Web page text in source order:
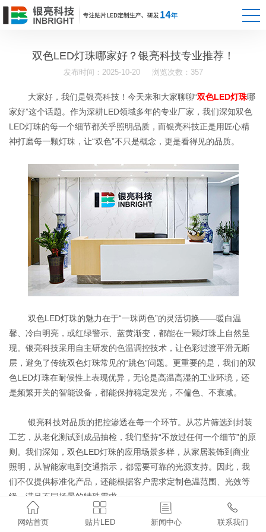
双色LED灯珠哪家好？银亮科技专业推荐！
发布时间：2025-10-20 浏览次数：357
大家好，我们是银亮科技！今天来和大家聊聊“双色LED灯珠哪
家好”这个话题。作为深耕LED领域多年的专业厂家，我们深知双色
LED灯珠的每一个细节都关乎照明品质，而银亮科技正是用匠心精
神打磨每一颗灯珠，让“双色”不只是概念，更是看得见的品质。
双色LED灯珠的魅力在于“一珠两色”的灵活切换——暖白温
馨、冷白明亮，或红绿警示、蓝黄渐变，都能在一颗灯珠上自然呈
现。银亮科技采用自主研发的色温调控技术，让色彩过渡平滑无断
层，避免了传统双色灯珠常见的“跳色”问题。更重要的是，我们的双
色LED灯珠在耐候性上表现优异，无论是高温高湿的工业环境，还
是频繁开关的智能设备，都能保持稳定发光，不偏色、不衰减。
银亮科技对品质的把控渗透在每一个环节。从芯片筛选到封装
工艺，从老化测试到成品抽检，我们坚持“不放过任何一个细节”的原
则。我们深知，双色LED灯珠的应用场景多样，从家居装饰到商业
照明，从智能家电到交通指示，都需要可靠的光源支持。因此，我
们不仅提供标准化产品，还能根据客户需求定制色温范围、光效等
级，满足不同场景的特殊需求。
选择银亮科技的双色LED灯珠，就是选择专业与安心。我们提

网站首页

贴片LED

新闻中心

联系我们